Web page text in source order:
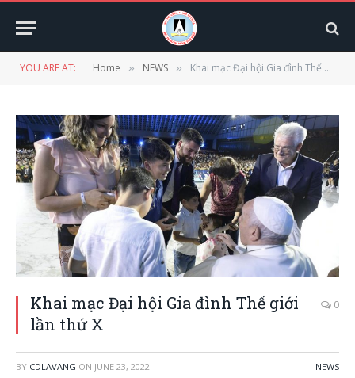
YOU ARE AT: Home » NEWS » Khai mạc Đại hội Gia đình Thế giới lần thứ X
Khai mạc Đại hội Gia đình Thế giới
lần thứ X
0
BY CDLAVANG ON JUNE 23, 2022 NEWS